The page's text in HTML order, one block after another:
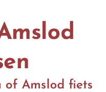
of Amslod fiets